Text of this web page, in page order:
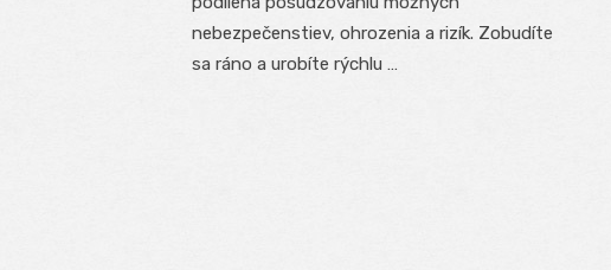
nebezpečenstiev, ohrozenia a rizík. Zobudíte
sa ráno a urobíte rýchlu …